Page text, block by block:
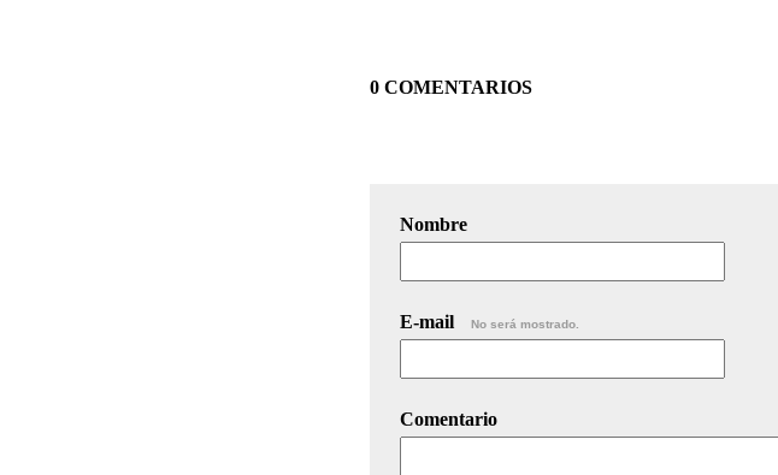
0 COMENTARIOS
Nombre
E-mail No será mostrado.
Comentario